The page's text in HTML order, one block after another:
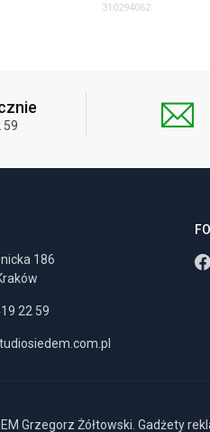
310294062
59
186
22 59
Grzegorz Żółtowski. Gadżety